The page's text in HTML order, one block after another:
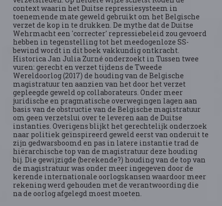
context waarin het Duitse repressiesysteem in
toenemende mate geweld gebruikt om het Belgische
verzet de kop in te drukken. De mythe dat de Duitse
Wehrmacht een 'correcter' repressiebeleid zou gevoerd
hebben in tegenstelling tot het meedogenloze SS-
bewind wordt in dit boek vakkundig ontkracht.
Historica Jan Julia Zurné onderzoekt in Tussen twee
vuren: gerecht en verzet tijdens de Tweede
Wereldoorlog (2017) de houding van de Belgische
magistratuur ten aanzien van het door het verzet
gepleegde geweld op collaborateurs. Onder meer
juridische en pragmatische overwegingen lagen aan
basis van de obstructie van de Belgische magistratuur
om geen verzetslui over te leveren aan de Duitse
instanties. Overigens blijkt het gerechtelijk onderzoek
naar politiek geïnspireerd geweld eerst van onderuit te
zijn gedwarsboomd en pas in latere instantie trad de
hiërarchische top van de magistratuur deze houding
bij. Die gewijzigde (berekende?) houding van de top van
de magistratuur was onder meer ingegeven door de
kerende internationale oorlogskansen waardoor meer
rekening werd gehouden met de verantwoording die
na de oorlog afgelegd moest moeten.